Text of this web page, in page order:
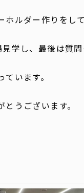
ルダー作りをし
学し、最後は質問
います。
うございます。